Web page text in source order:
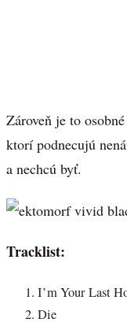
Zároveň je to
ktorí podnecujú
a nechcú byť.
Tracklist:
I’m Your Last
Die